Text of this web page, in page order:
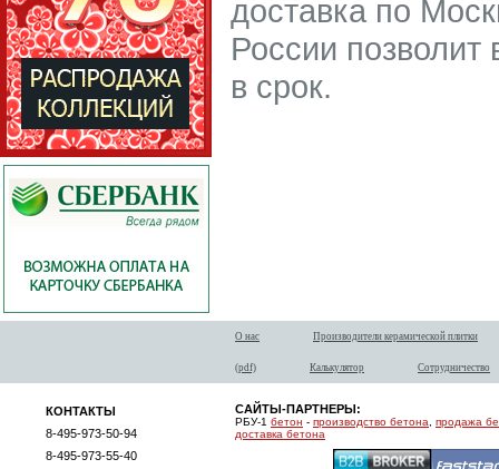
доставка по
России
в срок.
О нас Производители керамической плитки
(pdf) Калькулятор Сотрудничество
КОНТАКТЫ
8-495-973-50-94
8-495-973-55-40
САЙТЫ-ПАРТНЕРЫ:
РБУ-1 бетон - производство бетона
продажа
доставка бетона